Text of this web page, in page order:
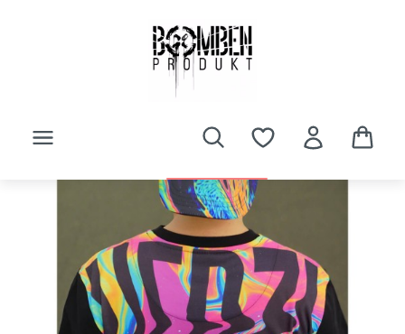
Zum Hauptinhalt springen
Bildergalerie überspringen